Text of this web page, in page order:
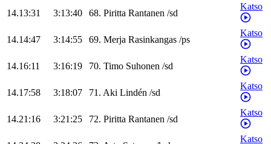
14.13:31 3:13:40 68. Piritta Rantanen /sd
Katso
14.14:47 3:14:55 69. Merja Rasinkangas /ps
Katso
14.16:11 3:16:19 70. Timo Suhonen /sd
Katso
14.17:58 3:18:07 71. Aki Lindén /sd
Katso
14.21:16 3:21:25 72. Piritta Rantanen /sd
Katso
Katso